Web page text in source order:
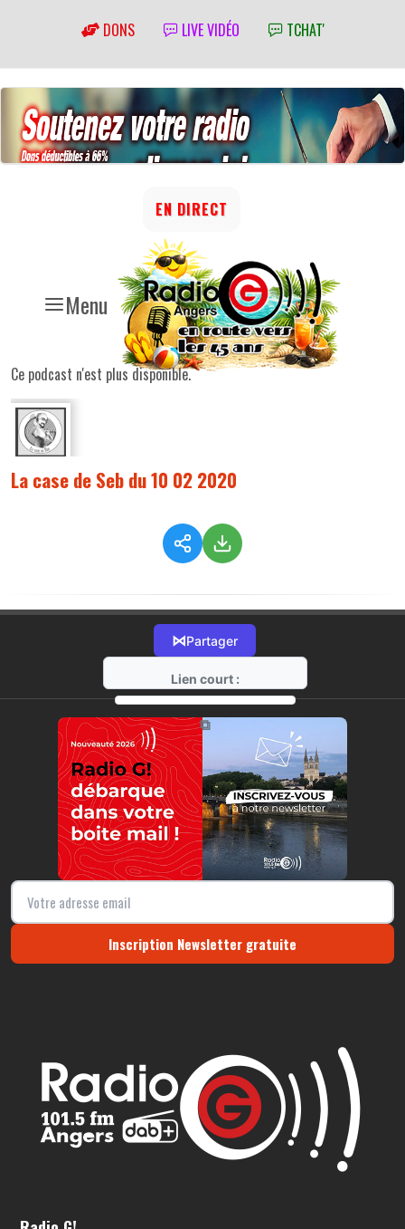
DONS LIVE VIDÉO TCHAT'
Menu
EN DIRECT
Ce podcast n'est plus disponible.
La case de Seb du 10 02 2020
⋈Partager
Lien court :
https://radio-g.fr?1466
⧉
Inscription Newsletter gratuite